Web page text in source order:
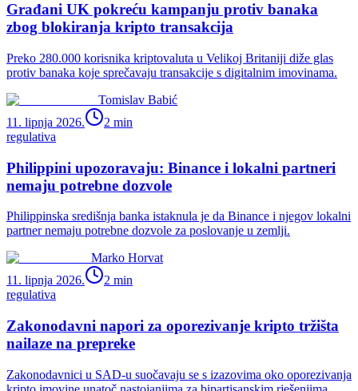
Građani UK pokreću kampanju protiv banaka
zbog blokiranja kripto transakcija
Preko 280.000 korisnika kriptovaluta u Velikoj Britaniji diže glas
protiv banaka koje sprečavaju transakcije s digitalnim imovinama.
Tomislav Babić
11. lipnja 2026.
2 min
regulativa
Philippini upozoravaju: Binance i lokalni partneri
nemaju potrebne dozvole
Philippinska središnja banka istaknula je da Binance i njegov lokalni
partner nemaju potrebne dozvole za poslovanje u zemlji.
Marko Horvat
11. lipnja 2026.
2 min
regulativa
Zakonodavni napori za oporezivanje kripto tržišta
nailaze na prepreke
Zakonodavnici u SAD-u suočavaju se s izazovima oko oporezivanja